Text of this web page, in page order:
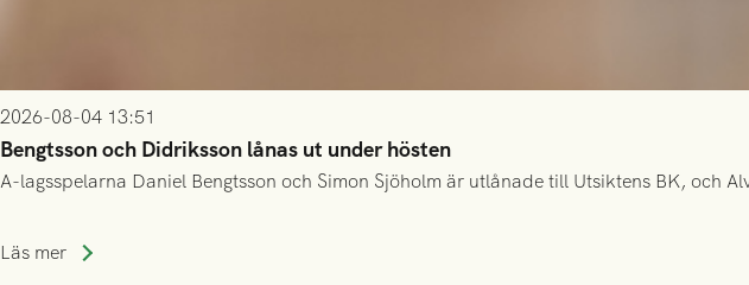
2026-08-04 13:51
Bengtsson och Didriksson lånas ut under hösten
A-lagsspelarna Daniel Bengtsson och Simon Sjöholm är utlånade till Utsiktens BK, och
Läs mer